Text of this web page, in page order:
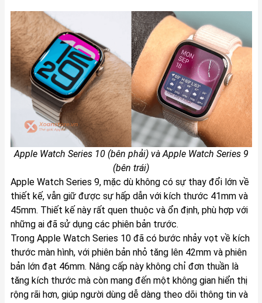
Apple Watch Series 10 (bên phải) và Apple Watch Series 9
(bên trái)
Apple Watch Series 9, mặc dù không có sự thay đổi lớn về
thiết kế, vẫn giữ được sự hấp dẫn với kích thước 41mm và
45mm. Thiết kế này rất quen thuộc và ổn định, phù hợp với
những ai đã sử dụng các phiên bản trước.
Trong Apple Watch Series 10 đã có bước nhảy vọt về kích
thước màn hình, với phiên bản nhỏ tăng lên 42mm và phiên
bản lớn đạt 46mm. Nâng cấp này không chỉ đơn thuần là
tăng kích thước mà còn mang đến một không gian hiển thị
rộng rãi hơn, giúp người dùng dễ dàng theo dõi thông tin và